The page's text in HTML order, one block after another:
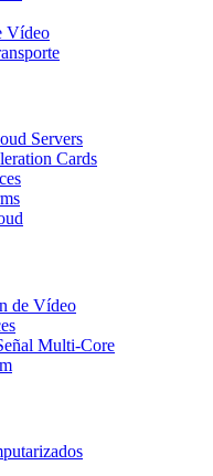
Vídeo
Servers
Cards
de Vídeo
Multi-Core